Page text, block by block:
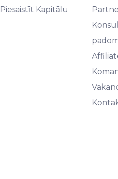
Piesaistīt Kapitālu